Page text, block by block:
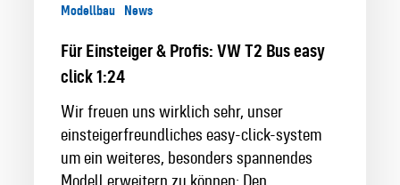
Modellbau News
Für Einsteiger & Profis: VW T2 Bus easy
click 1:24
Wir freuen uns wirklich sehr, unser
einsteigerfreundliches easy-click-system
um ein weiteres, besonders spannendes